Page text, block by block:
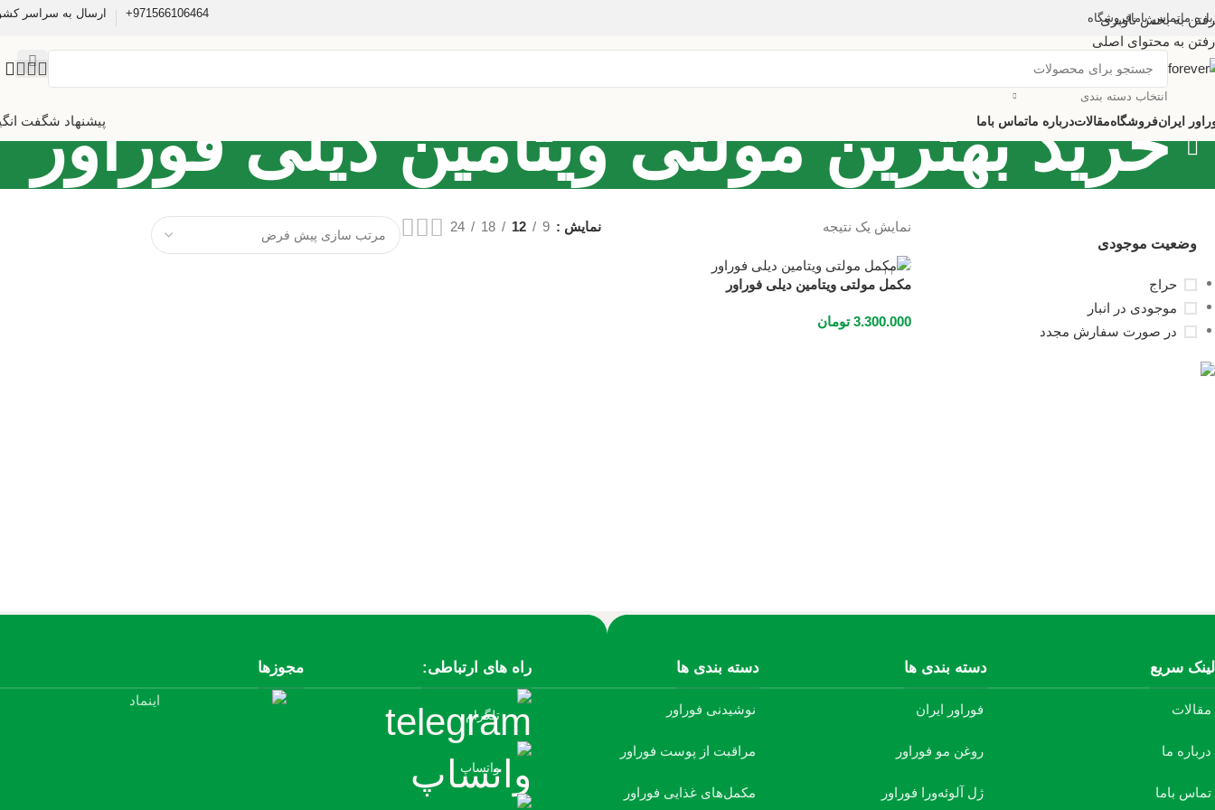
رفتن به بخش ناوبری
رفتن به محتوای اصلی
ماتماس بامافروشگاه 971566106464+ ارسال به سراسر
انتخاب دسته بندی
ایرانفروشگاهمقالاتدرباره ماتماس باما پیشنهاد شگفت
خرید بهترین مولتی ویتامین دیلی فوراور
وضعیت موجودی
حراج
موجودی در انبار
در صورت سفارش مجدد
نمایش یک نتیجه نمایش 9
12
18
24
مکمل مولتی ویتامین دیلی فوراور
3.300.000 تومان
لینک سریع
مقالات
درباره ما
تماس باما
دسته بندی ها
فوراور ایران
روغن مو فوراور
ژل آلوئه‌ورا فوراور
دسته بندی ها
نوشیدنی فوراور
مراقبت از پوست فوراور
مکمل‌های غذایی فوراور
راه های ارتباطی:
تلگرام
واتساپ
مجوزها